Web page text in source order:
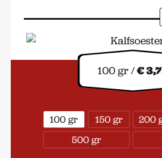
100 gr 150 gr 200
500 gr
100 gr /€